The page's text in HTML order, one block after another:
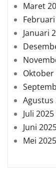
Maret
Januari
Oktober
Agustus
Juli 2025
Juni
Mei 2025